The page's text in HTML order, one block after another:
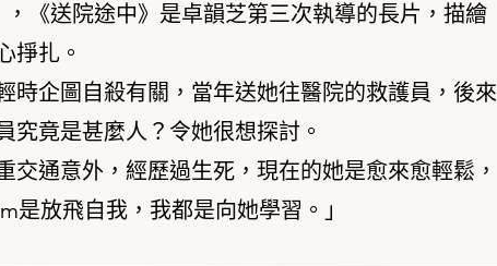
《送院途中》是卓韻芝第三次執導的長片，描繪
掙扎。
時企圖自殺有關，當年送她往醫院的救護員，後來
究竟是甚麼人？令她很想探討。
通意外，經歷過生死，現在的她是愈來愈輕鬆，
是放飛自我，我都是向她學習。」